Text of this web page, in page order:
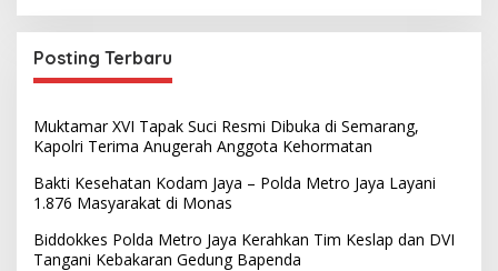
Posting Terbaru
Muktamar XVI Tapak Suci Resmi Dibuka di Semarang,
Kapolri Terima Anugerah Anggota Kehormatan
Bakti Kesehatan Kodam Jaya – Polda Metro Jaya Layani
1.876 Masyarakat di Monas
Biddokkes Polda Metro Jaya Kerahkan Tim Keslap dan DVI
Tangani Kebakaran Gedung Bapenda